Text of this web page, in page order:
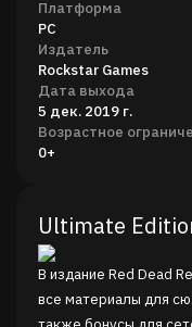
Платформа
PC
Издатель
Rockstar Games
Дата выхода
5 дек. 2019 г.
Возрастное
0+
Ultimate
В издание Red Dead
все материалы для